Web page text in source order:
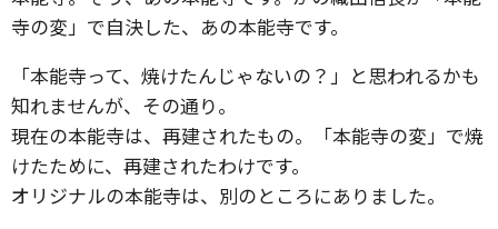
寺の変」で自決した、あの本能寺です。
「本能寺って、焼けたんじゃないの？」と思われるかも
知れませんが、その通り。
現在の本能寺は、再建されたもの。「本能寺の変」で焼
けたために、再建されたわけです。
オリジナルの本能寺は、別のところにありました。